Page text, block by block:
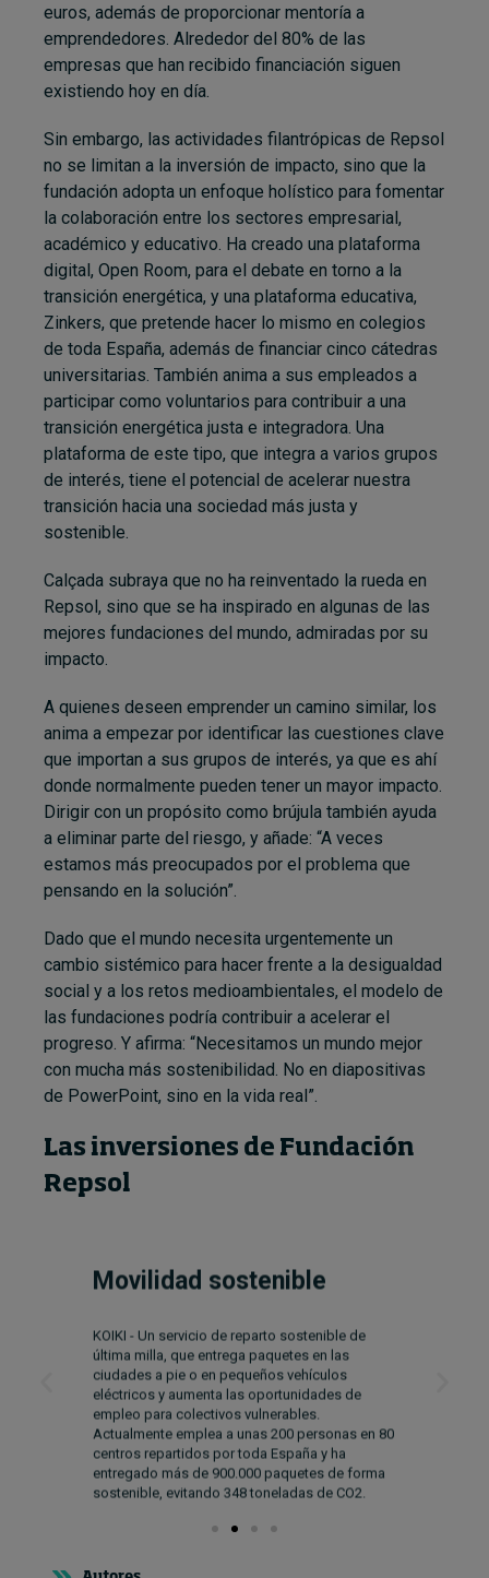
euros, además de proporcionar mentoría a
emprendedores. Alrededor del 80% de las
empresas que han recibido financiación siguen
existiendo hoy en día.
Sin embargo, las actividades filantrópicas de Repsol
no se limitan a la inversión de impacto, sino que la
fundación adopta un enfoque holístico para fomentar
la colaboración entre los sectores empresarial,
académico y educativo. Ha creado una plataforma
digital, Open Room, para el debate en torno a la
transición energética, y una plataforma educativa,
Zinkers, que pretende hacer lo mismo en colegios
de toda España, además de financiar cinco cátedras
universitarias. También anima a sus empleados a
participar como voluntarios para contribuir a una
transición energética justa e integradora. Una
plataforma de este tipo, que integra a varios grupos
de interés, tiene el potencial de acelerar nuestra
transición hacia una sociedad más justa y
sostenible.
Calçada subraya que no ha reinventado la rueda en
Repsol, sino que se ha inspirado en algunas de las
mejores fundaciones del mundo, admiradas por su
impacto.
A quienes deseen emprender un camino similar, los
anima a empezar por identificar las cuestiones clave
que importan a sus grupos de interés, ya que es ahí
donde normalmente pueden tener un mayor impacto.
Dirigir con un propósito como brújula también ayuda
a eliminar parte del riesgo, y añade: “A veces
estamos más preocupados por el problema que
pensando en la solución”.
Dado que el mundo necesita urgentemente un
cambio sistémico para hacer frente a la desigualdad
social y a los retos medioambientales, el modelo de
las fundaciones podría contribuir a acelerar el
progreso. Y afirma: “Necesitamos un mundo mejor
con mucha más sostenibilidad. No en diapositivas
de PowerPoint, sino en la vida real”.
Las inversiones de Fundación
Repsol
Movilidad sostenible
última milla, que entrega paquetes en las
ciudades a pie o en pequeños vehículos
eléctricos y aumenta las oportunidades de
empleo para colectivos vulnerables.
Actualmente emplea a unas 200 personas en 80
centros repartidos por toda España y ha
entregado más de 900.000 paquetes de forma
sostenible, evitando 348 toneladas de CO2.